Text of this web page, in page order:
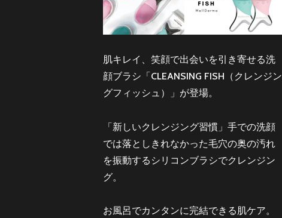
肌キレイ、笑顔で出会いを引き寄せる洗
顔ブラシ「CLEANSING FISH（クレンジン
グフィッシュ）」が登場。
「新しいクレンジング習慣」手での洗顔
では落としきれなかった毛穴の奥の汚れ
を振動するシリコンブラシでクレンジン
グ。
お風呂でカンタンに完結できる肌ケア。